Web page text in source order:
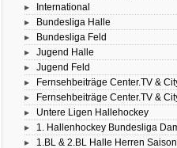
International
Bundesliga Halle
Bundesliga Feld
Jugend Halle
Jugend Feld
Fernsehbeiträge Center.TV &
Fernsehbeiträge Center.TV &
Untere Ligen Hallehockey
1. Hallenhockey Bundesliga
1.BL & 2.BL Halle Herren